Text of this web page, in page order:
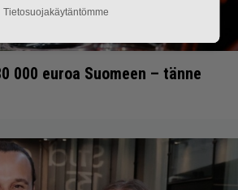
000 euroa Suomeen – tänne
Tietosuojakäytäntömme